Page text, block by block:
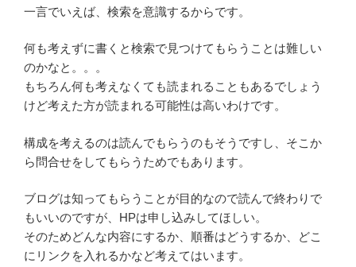
一言でいえば、検索を意識するからです。
何も考えずに書くと検索で見つけてもらうことは難しい
のかなと。。。
もちろん何も考えなくても読まれることもあるでしょう
けど考えた方が読まれる可能性は高いわけです。
構成を考えるのは読んでもらうのもそうですし、そこか
ら問合せをしてもらうためでもあります。
ブログは知ってもらうことが目的なので読んで終わりで
もいいのですが、HPは申し込みしてほしい。
そのためどんな内容にするか、順番はどうするか、どこ
にリンクを入れるかなど考えてはいます。